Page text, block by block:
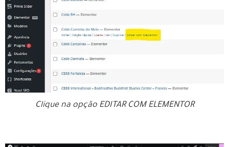
Clique na opção EDITAR COM ELEMENTOR